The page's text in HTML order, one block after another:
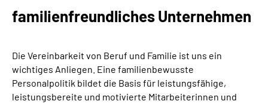
Presse und Experten
Karriere
Über uns
familienfreundliches Unternehmen
Die Vereinbarkeit von Beruf und Familie ist uns ein
wichtiges Anliegen. Eine familienbewusste
Personalpolitik bildet die Basis für leistungsfähige,
leistungsbereite und motivierte Mitarbeiterinnen und